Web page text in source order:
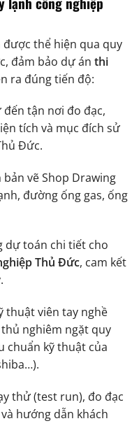
được thể hiện qua quy
đảm bảo dự án thi
ra đúng tiến độ:
tận nơi đo đạc,
tích và mục đích sử
Đức.
vẽ Shop Drawing
đường ống gas, ống
dự toán chi tiết cho
Thủ Đức, cam kết
thuật viên tay nghề
nghiêm ngặt quy
chuẩn kỹ thuật của
thử (test run), đo đạc
hướng dẫn khách